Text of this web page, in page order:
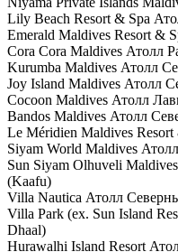
Lily Beach Resort & Spa
Emerald Maldives Resort &
Cora Cora Maldives Атолл
Kurumba Maldives Атолл
Joy Island Maldives Атолл
Cocoon Maldives Атолл
Bandos Maldives Атолл
Le Méridien Maldives Resort
Siyam World Maldives
Sun Siyam Olhuveli
(Kaafu)
Villa Nautica Атолл
Villa Park (ex. Sun Island
Dhaal)
Hurawalhi Island Resort